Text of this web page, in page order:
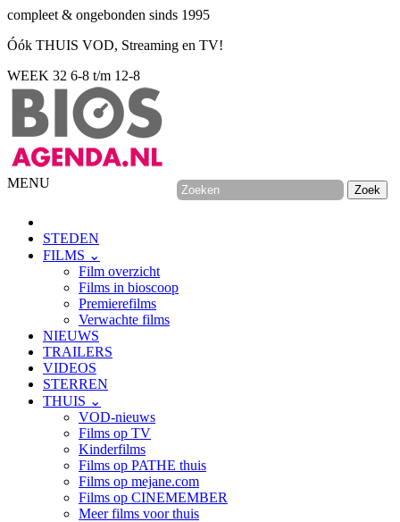
compleet & ongebonden sinds 1995
Óók THUIS VOD, Streaming en TV!
WEEK 32 6-8 t/m 12-8
MENU
STEDEN
FILMS ⌄
Film overzicht
Films in bioscoop
Premierefilms
Verwachte films
NIEUWS
TRAILERS
VIDEOS
STERREN
THUIS ⌄
VOD-nieuws
Films op TV
Kinderfilms
Films op PATHE thuis
Films op mejane.com
Films op CINEMEMBER
Meer films voor thuis